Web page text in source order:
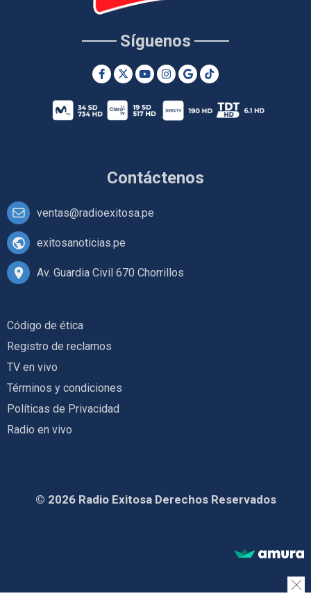
Contáctenos
ventas@radioexitosa.pe
exitosanoticias.pe
Av. Guardia Civil 670 Chorrillos
Síguenos
Código de ética
Registro de reclamos
TV en vivo
Términos y condiciones
Políticas de Privacidad
Radio en vivo
© 2026 Radio Exitosa Derechos Reservados